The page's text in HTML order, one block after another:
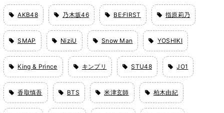
AKB48 乃木坂46 BE:FIRST 指原莉乃
SMAP NiziU Snow Man YOSHIKI
King & Prince キンプリ STU48 JO1
香取慎吾 BTS 米津玄師 柏木由紀